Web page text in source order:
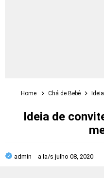
Home Chá de Bebê
Ideia de
admin a la/s julho 08, 2020